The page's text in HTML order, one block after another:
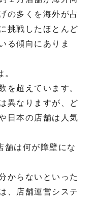
の多くを海外が占
挑戦したほとんど
る傾向にありま
超えています。
異なりますが、ど
日本の店舗は人気
は何が障壁にな
からないといった
、店舗運営システ